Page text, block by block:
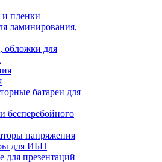
пленки
ламинирования,
для
батареи для
бесперебойного
напряжения
для ИБП